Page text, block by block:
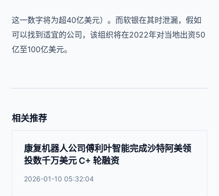
这一数字将为超40亿美元）。而软银在其时泄漏，假如
可以找到适宜的公司，该组织将在2022年对当地出资50
亿至100亿美元。
相关推荐
康复机器人公司傅利叶智能完成沙特阿美领
投数千万美元 C+ 轮融资
2026-01-10 05:32:04